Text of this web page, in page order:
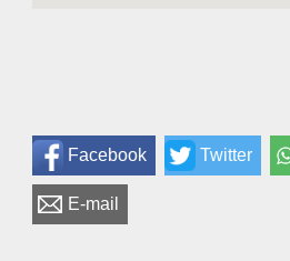
Facebook Twitter
E-mail